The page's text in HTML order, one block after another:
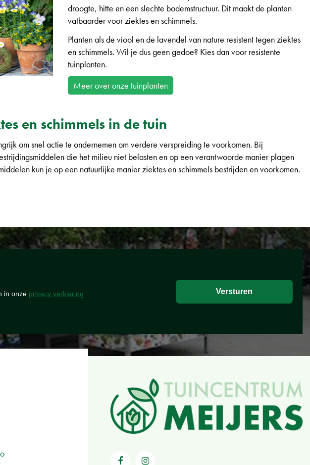
droogte, hitte en een slechte bodemstructuur. Dit maakt de planten
vatbaarder voor ziektes en schimmels.
Planten als de viool en de lavendel van nature resistent tegen ziektes
en schimmels. Wil je dus geen gedoe? Kies dan voor resistente
tuinplanten.
Meer over onze tuinplanten
en schimmels in de tuin
om snel actie te ondernemen om verdere verspreiding te voorkomen. Bij
die het milieu niet belasten en op een verantwoorde manier plagen
kun je op een natuurlijke manier ziektes en schimmels bestrijden en voorkomen.
in onze privacy verklaring